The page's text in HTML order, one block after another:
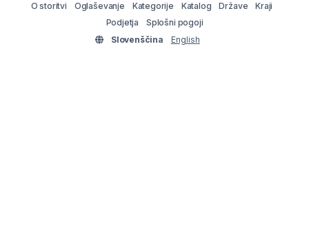
O storitvi
Oglaševanje Kategorije Katalog Države
Kraji
Podjetja
Splošni pogoji
Slovenščina
English